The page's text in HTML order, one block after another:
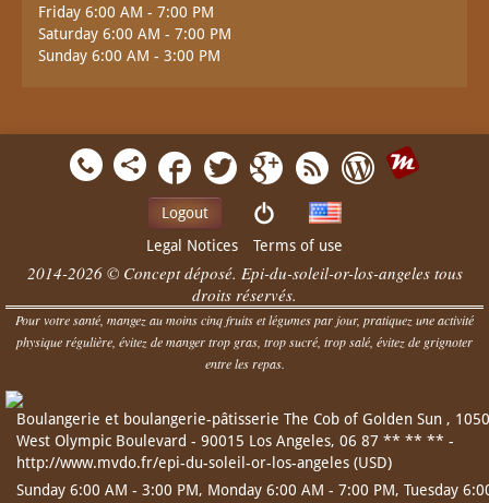
Friday 6:00 AM - 7:00 PM
Saturday 6:00 AM - 7:00 PM
Sunday 6:00 AM - 3:00 PM
Logout
Legal Notices
Terms of use
2014-2026 © Concept déposé. Epi-du-soleil-or-los-angeles tous
droits réservés.
Pour votre santé, mangez au moins cinq fruits et légumes par jour, pratiquez une activité
physique régulière, évitez de manger trop gras, trop sucré, trop salé, évitez de grignoter
entre les repas.
Boulangerie et boulangerie-pâtisserie The Cob of Golden Sun , 1050
West Olympic Boulevard - 90015 Los Angeles, 06 87 ** ** ** -
http://www.mvdo.fr/epi-du-soleil-or-los-angeles (USD)
Sunday 6:00 AM - 3:00 PM, Monday 6:00 AM - 7:00 PM, Tuesday